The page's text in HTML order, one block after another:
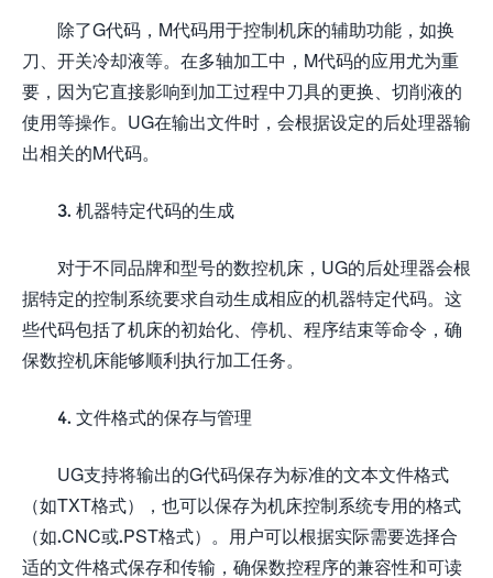
除了G代码，M代码用于控制机床的辅助功能，如换
刀、开关冷却液等。在多轴加工中，M代码的应用尤为重
要，因为它直接影响到加工过程中刀具的更换、切削液的
使用等操作。UG在输出文件时，会根据设定的后处理器输
出相关的M代码。
3. 机器特定代码的生成
对于不同品牌和型号的数控机床，UG的后处理器会根
据特定的控制系统要求自动生成相应的机器特定代码。这
些代码包括了机床的初始化、停机、程序结束等命令，确
保数控机床能够顺利执行加工任务。
4. 文件格式的保存与管理
UG支持将输出的G代码保存为标准的文本文件格式
（如TXT格式），也可以保存为机床控制系统专用的格式
（如.CNC或.PST格式）。用户可以根据实际需要选择合
适的文件格式保存和传输，确保数控程序的兼容性和可读